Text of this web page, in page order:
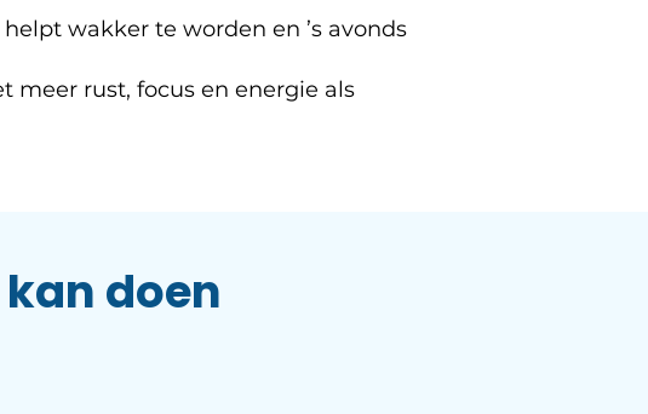
wakker te worden en ’s avonds
rust, focus en energie als
doen